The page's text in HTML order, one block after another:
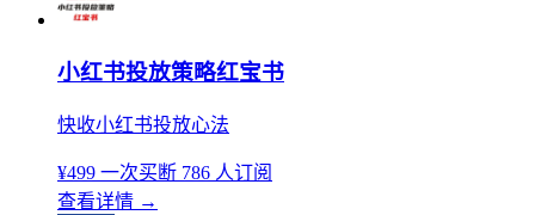
小红书投放策略红宝书
快收小红书投放心法
¥499 一次买断 786 人订阅
查看详情 →